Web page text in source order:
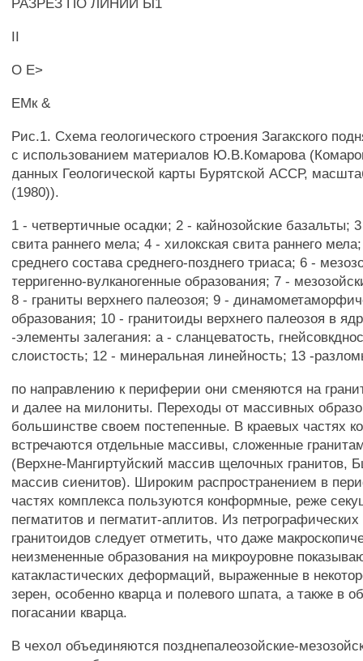
РАЗРЕЗ ПО ЛИНИИ Ы1
II
О Е>
ЕМк &
Рис.1. Схема геологического строения Загакского
с использованием материалов Ю.В.Комарова
данных Геологической карты Бурятской АССР,
(1980)).
1 - четвертичные осадки; 2 - кайнозойские базальты;
свита раннего мела; 4 - хилокская свита раннего
среднего состава среднего-позднего триаса; 6 -
терригенно-вулканогенные образования; 7 -
8 - граниты верхнего палеозоя; 9 -
образования; 10 - гранитоиды верхнего палеозоя в
-элементы залегания: а - сланцеватость,
слоистость; 12 - минеральная линейность; 13 -
по направлению к периферии они сменяются на
и далее на милониты. Переходы от массивных
большинстве своем постепенные. В краевых частях
встречаются отдельные массивы, сложенные
(Верхне-Мангиртуйский массив щелочных гранитов,
массив сиенитов). Широким распространением в
частях комплекса пользуются конформные, реже
пегматитов и пегматит-аплитов. Из
гранитоидов следует отметить, что даже
неизмененные образования на микроуровне
катакластических деформаций, выраженные в
зерен, особенно кварца и полевого шпата, а также в
погасании кварца.
В чехол объединяются позднепалеозойские-